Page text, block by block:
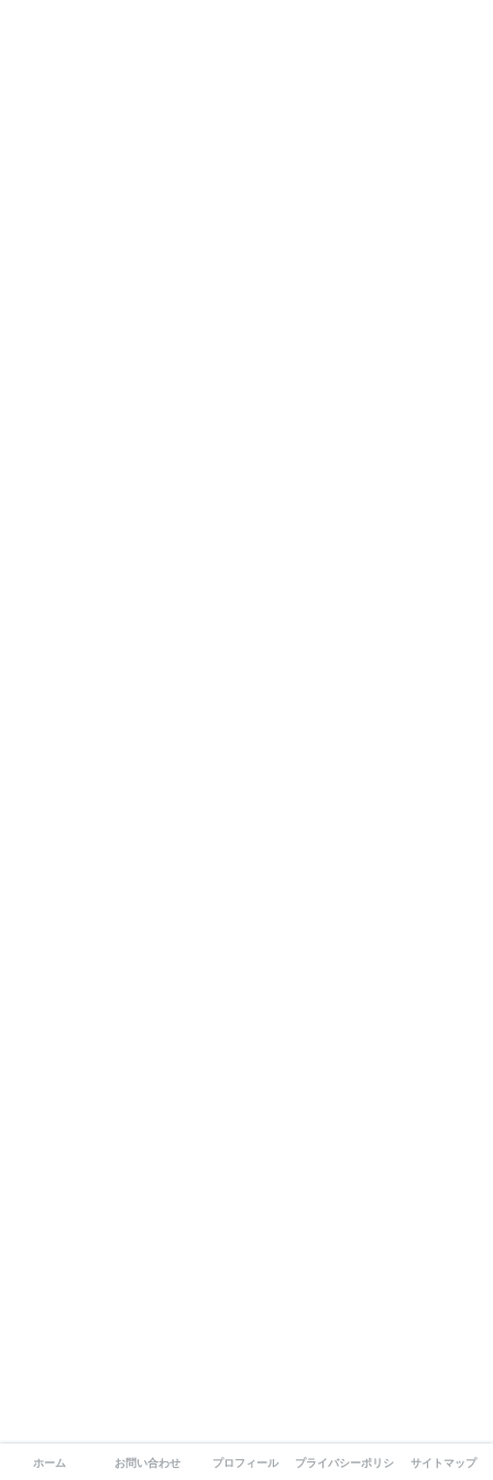
ホーム お問い合わせ プロフィール プライバシーポリシー サイトマップ